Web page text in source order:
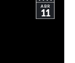
ABR
11